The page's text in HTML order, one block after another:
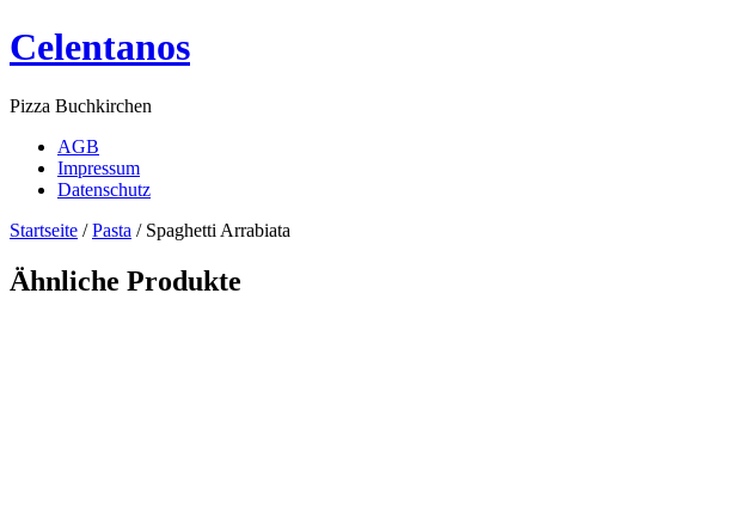
Celentanos
Pizza Buchkirchen
AGB
Impressum
Datenschutz
Startseite /Pasta / Spaghetti Arrabiata
Ähnliche Produkte